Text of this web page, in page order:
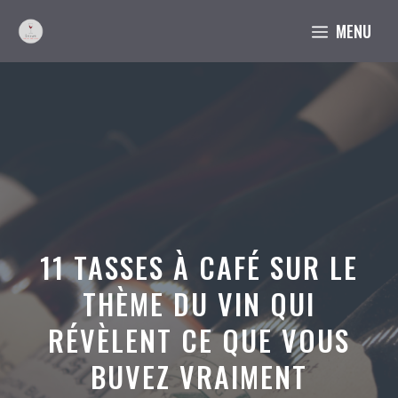
contenu
MENU
11 TASSES À CAFÉ SUR LE
THÈME DU VIN QUI
RÉVÈLENT CE QUE VOUS
BUVEZ VRAIMENT